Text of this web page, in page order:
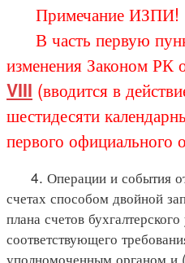
Примечание ИЗПИ!
В часть первую
изменения Законом РК
VIII (вводится в
шестидесяти
первого официального
4. Операции и события
счетах способом двойной
плана счетов
соответствующего
уполномоченным органом